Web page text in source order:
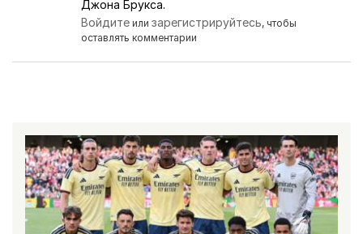
Джона Брукса.
Войдите илизарегистрируйтесь, чтобы
оставлять комментарии